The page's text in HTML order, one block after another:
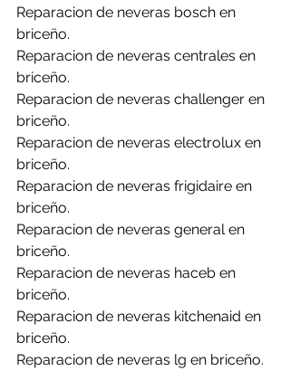
Reparacion de neveras bosch en
briceño.
Reparacion de neveras centrales en
briceño.
Reparacion de neveras challenger en
briceño.
Reparacion de neveras electrolux en
briceño.
Reparacion de neveras frigidaire en
briceño.
Reparacion de neveras general en
briceño.
Reparacion de neveras haceb en
briceño.
Reparacion de neveras kitchenaid en
briceño.
Reparacion de neveras lg en briceño.